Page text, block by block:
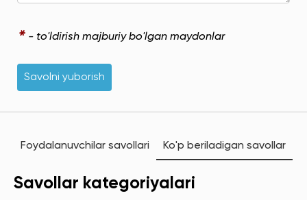
* - to'ldirish majburiy bo'lgan maydonlar
Savolni yuborish
Foydalanuvchilar savollari Ko'p beriladigan savollar
Savollar kategoriyalari